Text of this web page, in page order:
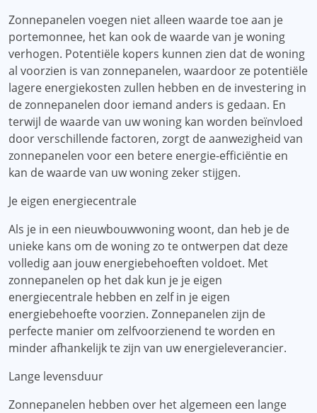
Zonnepanelen voegen niet alleen waarde toe aan je
portemonnee, het kan ook de waarde van je woning
verhogen. Potentiële kopers kunnen zien dat de woning
al voorzien is van zonnepanelen, waardoor ze potentiële
lagere energiekosten zullen hebben en de investering in
de zonnepanelen door iemand anders is gedaan. En
terwijl de waarde van uw woning kan worden beïnvloed
door verschillende factoren, zorgt de aanwezigheid van
zonnepanelen voor een betere energie-efficiëntie en
kan de waarde van uw woning zeker stijgen.
Je eigen energiecentrale
Als je in een nieuwbouwwoning woont, dan heb je de
unieke kans om de woning zo te ontwerpen dat deze
volledig aan jouw energiebehoeften voldoet. Met
zonnepanelen op het dak kun je je eigen
energiecentrale hebben en zelf in je eigen
energiebehoefte voorzien. Zonnepanelen zijn de
perfecte manier om zelfvoorzienend te worden en
minder afhankelijk te zijn van uw energieleverancier.
Lange levensduur
Zonnepanelen hebben over het algemeen een lange